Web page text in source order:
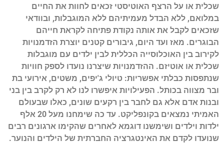
שכלית או על הרצף האוטיסטי זכאים לחוות את החיים
במלואם, ללא הבדל מעמיתיהם ללא המוגבלות, ובוודאי
שזכאים לקבל את אותה נקודת פתיחה לקראת חייהם
הבוגרים. מאז ועד היום, גיבורים קטנים יוצרת הזדמנויות
לקירוב בין האוכלוסייה הכללית לבין ילדים עם מוגבלות
שכלית או אוטיזם. ההזדמנויות שיצרנו נועדו לספק חוויות
שנתפסות כבלתי אפשריות: טיולי ג'יפים, משטים, אירועי בת
ובר מצווה בכותל. הפעילויות איפשרו לנו לא רק לקרב בין בני
ובנות אדם אלא גם לחבר בין רקעים שונים, כאלו שבעולם
האמיתי נמצאים בקונפליקט. עד כה שימחנו מעל 20 אלף
ילדות וילדים ושימשנו דוגמא לאחרים שהקימו ארגונים רבים
שנועדו לקדם את האינטגרציה החברתית של הילדים והנוער.